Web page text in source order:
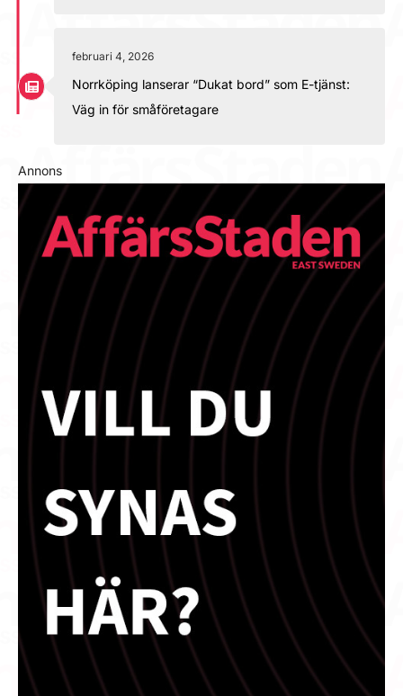
februari 4, 2026
Norrköping lanserar “Dukat bord” som E-tjänst:
Väg in för småföretagare
Annons